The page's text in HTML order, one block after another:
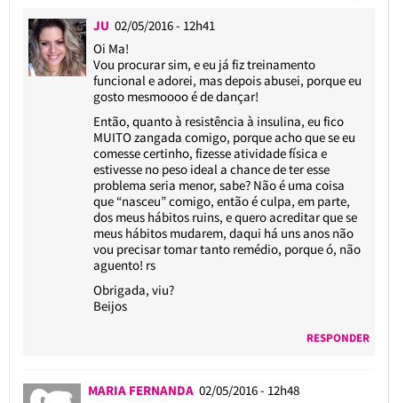
JU 02/05/2016 - 12h41
Oi Ma!
Vou procurar sim, e eu já fiz treinamento
funcional e adorei, mas depois abusei, porque eu
gosto mesmoooo é de dançar!
Então, quanto à resistência à insulina, eu fico
MUITO zangada comigo, porque acho que se eu
comesse certinho, fizesse atividade física e
estivesse no peso ideal a chance de ter esse
problema seria menor, sabe? Não é uma coisa
que “nasceu” comigo, então é culpa, em parte,
dos meus hábitos ruins, e quero acreditar que se
meus hábitos mudarem, daqui há uns anos não
vou precisar tomar tanto remédio, porque ó, não
aguento! rs
Obrigada, viu?
Beijos
RESPONDER
MARIA FERNANDA 02/05/2016 - 12h48